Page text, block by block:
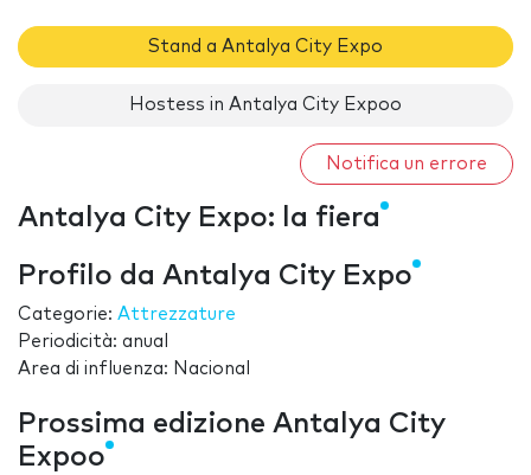
Stand a Antalya City Expo
Hostess in Antalya City Expoo
Notifica un errore
Antalya City Expo: la fiera
Profilo da Antalya City Expo
Categorie: Attrezzature
Periodicità: anual
Area di influenza: Nacional
Prossima edizione Antalya City
Expoo